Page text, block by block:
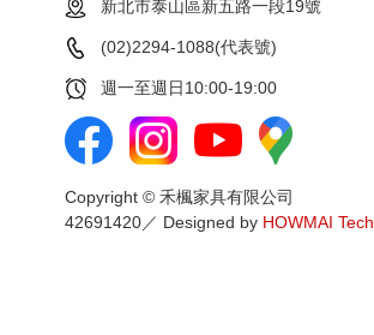
新北市泰山區新五路一段19號
(02)2294-1088(代表號)
週一至週日10:00-19:00
Copyright © 禾楓家具有限公司
42691420／ Designed by HOWMAI Tech